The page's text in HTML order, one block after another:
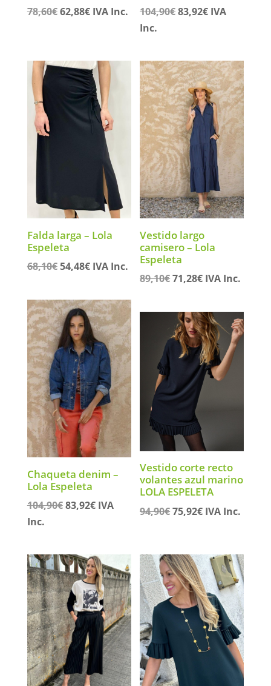
78,60€El
era:
78,60€.
62,88€El
es:
62,88€.
IVA Inc. 104,90€El
era:
104,90€.
83,92€El
es:
83,92€.
IVA
Inc.
Falda larga – Lola
Espeleta
68,10€El
original
era:
68,10€.
54,48€El
actual
es:
54,48€.
IVA Inc.
Vestido largo
camisero – Lola
Espeleta
89,10€El
original
era:
89,10€.
71,28€El
actual
es:
71,28€.
IVA Inc.
Chaqueta denim –
Lola Espeleta
104,90€El
era:
104,90€.
83,92€El
es:
83,92€.
IVA
Inc.
Vestido corte recto
volantes azul marino
LOLA ESPELETA
94,90€El
era:
94,90€.
75,92€El
es:
75,92€.
IVA Inc.